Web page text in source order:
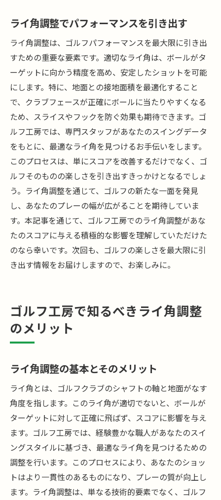
ライ角調整でパフォーマンスを引き出す
ライ角調整は、ゴルフパフォーマンスを最大限に引き出
すための重要な要素です。適切なライ角は、ボールがタ
ーゲットに向かう精度を高め、安定したショットを可能
にします。特に、地面との接地面積を最適化すること
で、クラブフェースが正確にボールに当たりやすくなる
ため、スライスやフックを防ぐ効果も期待できます。ゴ
ルフ工房では、専門スタッフがあなたのスイングデータ
をもとに、最適なライ角を見つけるお手伝いをします。
このプロセスは、単にスコアを改善するだけでなく、ゴ
ルフそのものの楽しさを引き出すきっかけとなるでしょ
う。ライ角調整を通じて、ゴルフの新たな一面を発見
し、あなたのプレーの幅が広がることを期待していま
す。本記事を通じて、ゴルフ工房でのライ角調整があな
たのスコアに与える積極的な影響を理解していただけた
のなら幸いです。次回も、ゴルフの楽しさを最大限に引
き出す情報をお届けしますので、お楽しみに。
ゴルフ工房で知るべきライ角調整
のメリット
ライ角調整の基本とそのメリット
ライ角とは、ゴルフクラブのシャフトの軸と地面がなす
角度を指します。このライ角が適切でないと、ボールが
ターゲットに対して正確に飛ばず、スコアに影響を与え
ます。ゴルフ工房では、経験豊かな職人があなたのスイ
ングスタイルに基づき、最適なライ角を見つけるための
調整を行います。このプロセスにより、あなたのショッ
トはより一貫性のあるものになり、プレーの質が向上し
ます。ライ角調整は、単なる技術的要素でなく、ゴルフ